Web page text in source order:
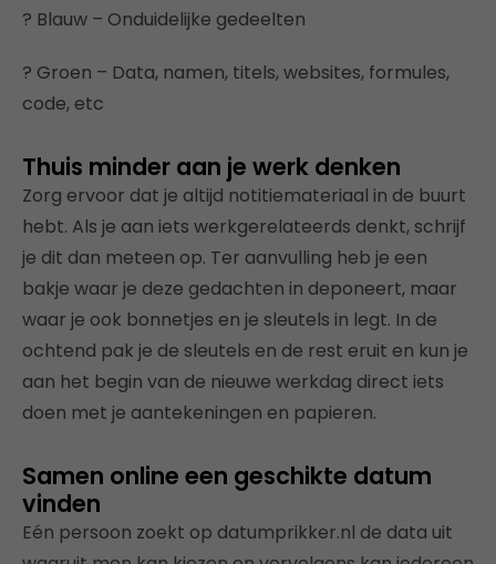
? Blauw – Onduidelijke gedeelten
? Groen – Data, namen, titels, websites, formules,
code, etc
Thuis minder aan je werk denken
Zorg ervoor dat je altijd notitiemateriaal in de buurt
hebt. Als je aan iets werkgerelateerds denkt, schrijf
je dit dan meteen op. Ter aanvulling heb je een
bakje waar je deze gedachten in deponeert, maar
waar je ook bonnetjes en je sleutels in legt. In de
ochtend pak je de sleutels en de rest eruit en kun je
aan het begin van de nieuwe werkdag direct iets
doen met je aantekeningen en papieren.
Samen online een geschikte datum
vinden
Eén persoon zoekt op datumprikker.nl de data uit